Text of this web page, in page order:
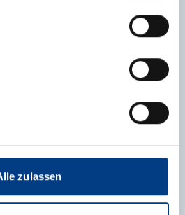
zulassen